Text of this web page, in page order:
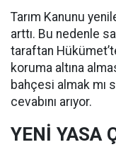
Tarım Kanunu
arttı. Bu nedenle
taraftan
koruma altına
bahçesi almak mı
cevabını arıyor.
YENİ YASA